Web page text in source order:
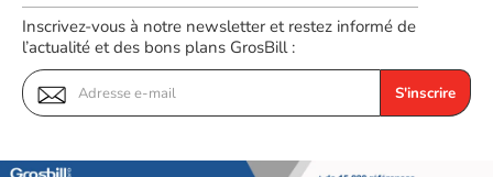
Inscrivez-vous à notre newsletter et restez informé de
l’actualité et des bons plans GrosBill :
S'inscrire